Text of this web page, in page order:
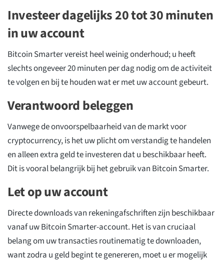
Investeer dagelijks 20 tot 30 minuten
in uw account
Bitcoin Smarter vereist heel weinig onderhoud; u heeft
slechts ongeveer 20 minuten per dag nodig om de activiteit
te volgen en bij te houden wat er met uw account gebeurt.
Verantwoord beleggen
Vanwege de onvoorspelbaarheid van de markt voor
cryptocurrency, is het uw plicht om verstandig te handelen
en alleen extra geld te investeren dat u beschikbaar heeft.
Dit is vooral belangrijk bij het gebruik van Bitcoin Smarter.
Let op uw account
Directe downloads van rekeningafschriften zijn beschikbaar
vanaf uw Bitcoin Smarter-account. Het is van cruciaal
belang om uw transacties routinematig te downloaden,
want zodra u geld begint te genereren, moet u er mogelijk